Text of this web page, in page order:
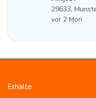
29633,
vor 2 Mon
Erhalte